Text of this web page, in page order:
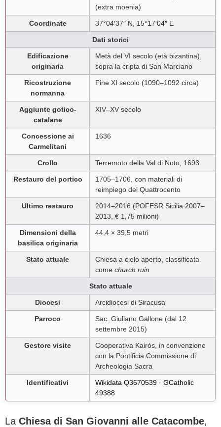
(extra moenia)
Coordinate 37°04′37″ N, 15°17′04″ E
Dati storici
Edificazione
originaria
Metà del VI secolo (età bizantina),
sopra la cripta di San Marciano
Ricostruzione
normanna
Fine XI secolo (1090–1092 circa)
Aggiunte gotico-
catalane
XIV–XV secolo
Concessione ai
Carmelitani
1636
Crollo Terremoto della Val di Noto, 1693
Restauro del portico
1705–1706, con materiali di
reimpiego del Quattrocento
Ultimo restauro
2014–2016 (POFESR Sicilia 2007–
2013, € 1,75 milioni)
Dimensioni della
basilica originaria
44,4 × 39,5 metri
Stato attuale
Chiesa a cielo aperto, classificata
come church ruin
Stato attuale
Diocesi Arcidiocesi di Siracusa
Parroco
Sac. Giuliano Gallone (dal 12
settembre 2015)
Gestore visite
Cooperativa Kairós, in convenzione
con la Pontificia Commissione di
Archeologia Sacra
Identificativi Wikidata Q3670539· GCatholic
49388
La Chiesa di San Giovanni alle Catacombe,